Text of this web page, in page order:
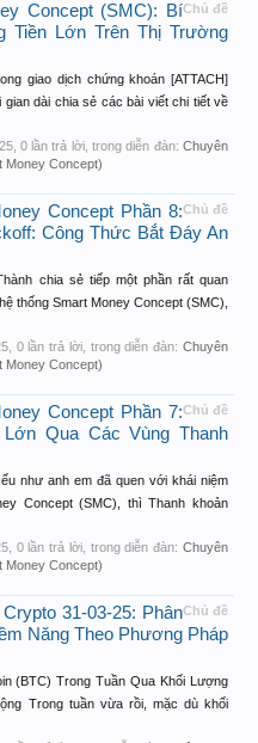
Chủ đề
Concept (SMC): Bí
Tiền Lớn Trên Thị Trường
giao dịch chứng khoán [ATTACH]
dài chia sẻ các bài viết chi tiết về
, 0 lần trả lời, trong diễn đàn:Chuyên
Money Concept)
Chủ đề
Concept Phần 8:
Công Thức Bắt Đáy An
chia sẻ tiếp một phần rất quan
thống Smart Money Concept (SMC),
, 0 lần trả lời, trong diễn đàn:Chuyên
Money Concept)
Chủ đề
Concept Phần 7:
Qua Các Vùng Thanh
như anh em đã quen với khái niệm
Concept (SMC), thì Thanh khoản
, 0 lần trả lời, trong diễn đàn:Chuyên
Money Concept)
Chủ đề
31-03-25: Phân
Năng Theo Phương Pháp
(BTC) Trong Tuần Qua Khối Lượng
Trong tuần vừa rồi, mặc dù khối